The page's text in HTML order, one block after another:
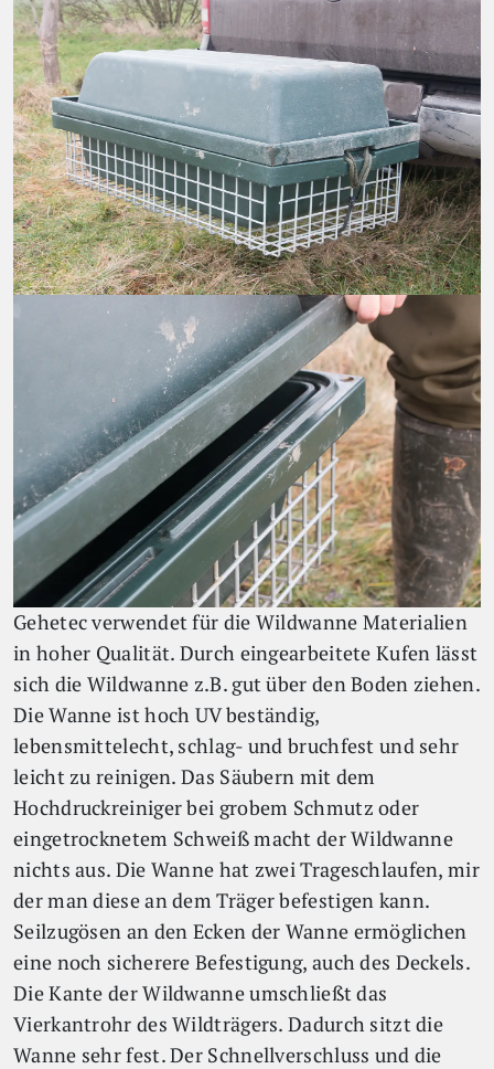
Gehetec verwendet für die Wildwanne Materialien
in hoher Qualität. Durch eingearbeitete Kufen lässt
sich die Wildwanne z.B. gut über den Boden ziehen.
Die Wanne ist hoch UV beständig,
lebensmittelecht, schlag- und bruchfest und sehr
leicht zu reinigen. Das Säubern mit dem
Hochdruckreiniger bei grobem Schmutz oder
eingetrocknetem Schweiß macht der Wildwanne
nichts aus. Die Wanne hat zwei Trageschlaufen, mir
der man diese an dem Träger befestigen kann.
Seilzugösen an den Ecken der Wanne ermöglichen
eine noch sicherere Befestigung, auch des Deckels.
Die Kante der Wildwanne umschließt das
Vierkantrohr des Wildträgers. Dadurch sitzt die
Wanne sehr fest. Der Schnellverschluss und die